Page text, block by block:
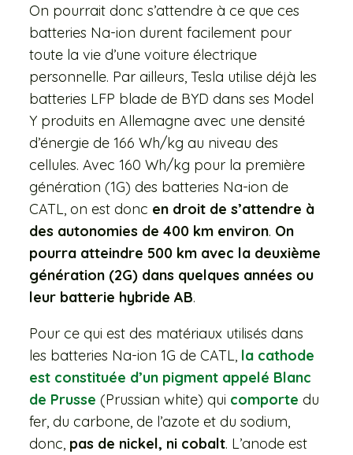
On pourrait donc s’attendre à ce que ces
batteries Na-ion durent facilement pour
toute la vie d’une voiture électrique
personnelle. Par ailleurs, Tesla utilise déjà les
batteries LFP blade de BYD dans ses Model
Y produits en Allemagne avec une densité
d’énergie de 166 Wh/kg au niveau des
cellules. Avec 160 Wh/kg pour la première
génération (1G) des batteries Na-ion de
CATL, on est donc en droit de s’attendre à
des autonomies de 400 km environ. On
pourra atteindre 500 km avec la deuxième
génération (2G) dans quelques années ou
leur batterie hybride AB.
Pour ce qui est des matériaux utilisés dans
les batteries Na-ion 1G de CATL, la cathode
est constituée d’un pigment appelé Blanc
de Prusse (Prussian white) qui comporte du
fer, du carbone, de l’azote et du sodium,
donc, pas de nickel, ni cobalt. L’anode est